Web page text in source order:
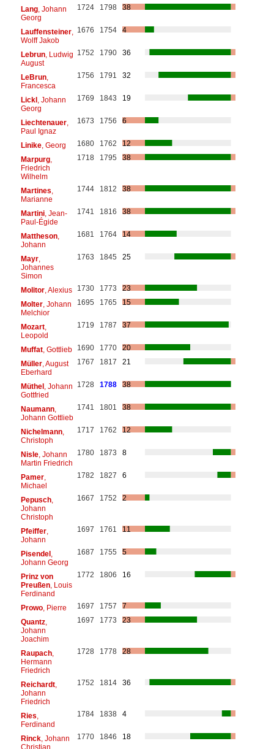
Lang, Johann
Georg
1724 1798 38
Lauffensteiner,
Wolff Jakob
1676 1754 4
Lebrun, Ludwig
August
1752 1790 36
LeBrun,
Francesca
1756 1791 32
Lickl, Johann
Georg
1769 1843 19
Liechtenauer,
Paul Ignaz
1673 1756 6
Linike, Georg 1680 1762
12
Marpurg,
Friedrich
Wilhelm
1718 1795 38
Martines
Marianne
1744 1812 38
Martini, Jean-
Paul-Égide
1741 1816 38
Mattheson,
Johann
1681 1764 14
Mayr,
Johannes
Simon
1763 1845 25
Molitor, Alexius 1730 1773
23
Molter, Johann
Melchior
1695 1765 15
Mozart,
Leopold
1719 1787 37
Muffat, Gottlieb 1690 1770
20
Müller, August
Eberhard
1767 1817 21
Müthel, Johann
Gottfried
1728 1788 38
Naumann,
Johann Gottlieb
1741 1801 38
Nichelmann,
Christoph
1717 1762 12
Nisle, Johann
Martin Friedrich
1780 1873 8
Pamer,
Michael
1782 1827 6
Pepusch,
Johann
Christoph
1667 1752 2
Pfeiffer,
Johann
1697 1761 11
Pisendel,
Johann Georg
1687 1755 5
Prinz von
Preußen, Louis
Ferdinand
1772 1806 16
Prowo, Pierre 1697 1757
7
Quantz,
Johann
Joachim
1697 1773 23
Raupach,
Hermann
Friedrich
1728 1778 28
Reichardt,
Johann
Friedrich
1752 1814 36
Ries
Ferdinand
1784 1838 4
Rinck, Johann
Christian
1770 1846 18